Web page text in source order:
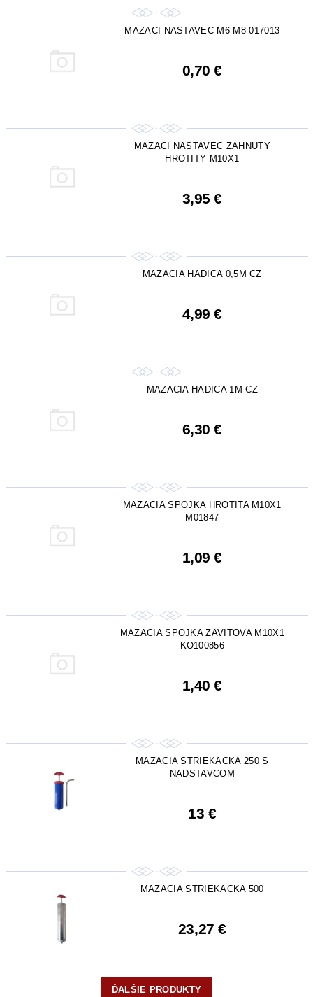
MAZACI NASTAVEC M6-M8 017013
0,70 €
MAZACI NASTAVEC ZAHNUTY
HROTITY M10X1
3,95 €
MAZACIA HADICA 0,5M CZ
4,99 €
MAZACIA HADICA 1M CZ
6,30 €
MAZACIA SPOJKA HROTITA M10X1
M01847
1,09 €
MAZACIA SPOJKA ZAVITOVA M10X1
KO100856
1,40 €
MAZACIA STRIEKACKA 250 S
NADSTAVCOM
13 €
MAZACIA STRIEKACKA 500
23,27 €
ĎALŠIE PRODUKTY